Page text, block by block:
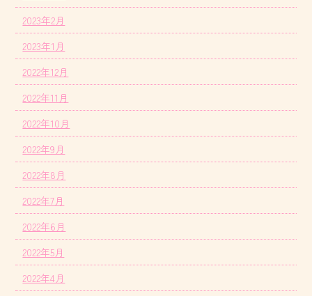
2023年2月
2023年1月
2022年12月
2022年11月
2022年10月
2022年9月
2022年8月
2022年7月
2022年6月
2022年5月
2022年4月